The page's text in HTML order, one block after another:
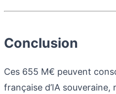
Conclusion
Ces 655 M€ peuvent
française d’IA